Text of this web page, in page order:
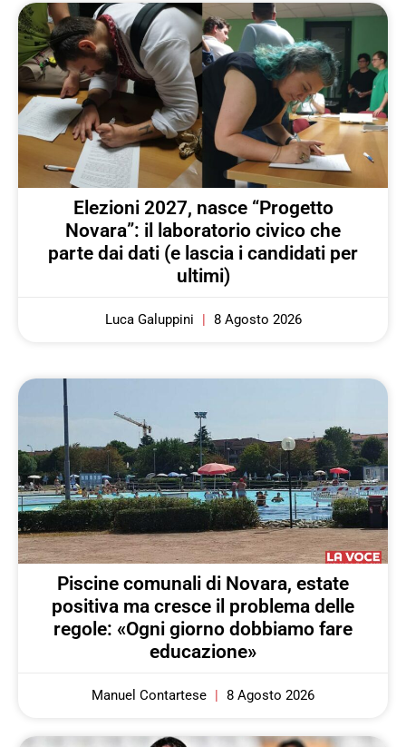
Elezioni 2027, nasce “Progetto
Novara”: il laboratorio civico che
parte dai dati (e lascia i candidati per
ultimi)
Luca Galuppini 8 Agosto 2026
Piscine comunali di Novara, estate
positiva ma cresce il problema delle
regole: «Ogni giorno dobbiamo fare
educazione»
Manuel Contartese 8 Agosto 2026